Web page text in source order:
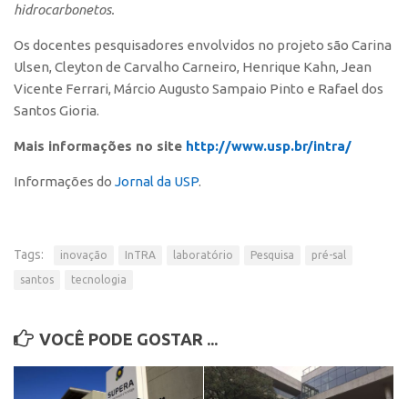
hidrocarbonetos.
Os docentes pesquisadores envolvidos no projeto são Carina
Ulsen, Cleyton de Carvalho Carneiro, Henrique Kahn, Jean
Vicente Ferrari, Márcio Augusto Sampaio Pinto e Rafael dos
Santos Gioria.
Mais informações no site http://www.usp.br/intra/
Informações do Jornal da USP.
Tags: inovação InTRA laboratório Pesquisa pré-sal
santos tecnologia
VOCÊ PODE GOSTAR ...